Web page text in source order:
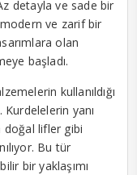
detayla ve sade bir
ve zarif bir
olan
başladı.
kullanıldığı
yanı
doğal lifler gibi
Bu tür
bir yaklaşımı